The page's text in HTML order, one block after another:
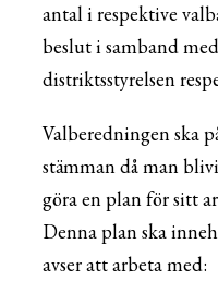
antal i respektive
beslut i samband
distriktsstyrelsen
Valberedningen ska
stämman då man
göra en plan för sitt
Denna plan ska
avser att arbeta med: